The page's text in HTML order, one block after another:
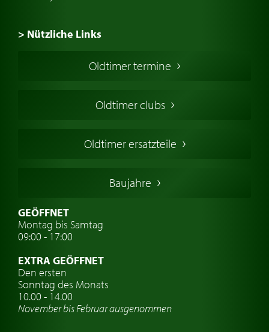
> Nützliche Links
Oldtimers in Europa
Englische Oldtimer
Deutsche Oldtimer
Schwedische Oldtimer
Oldtimer mit h-kennzeichen
Auto Oldtimer Markt
Oldtimer-Versicherung
Oldtimer-Clubs
Oldtimer-Reisen
Oldtimer termine
Oldtimer clubs
Oldtimer ersatzteile
Baujahre
GEÖFFNET
Montag bis Samtag
09:00 - 17:00
EXTRA GEÖFFNET
Den ersten
Sonntag des Monats
10.00 - 14.00
November bis Februar ausgenommen